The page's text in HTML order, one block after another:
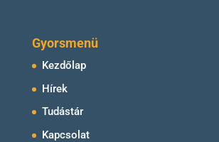
Gyorsmenü
Kezdőlap
Hírek
Tudástár
Kapcsolat